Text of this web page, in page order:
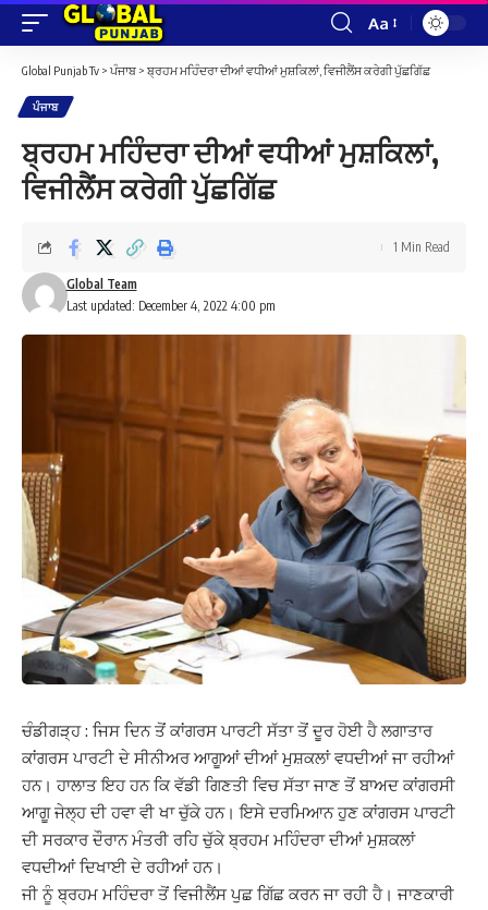
Font
Resizer
Aa
Global Punjab Tv > ਪੰਜਾਬ > ਬ੍ਰਹਮ ਮਹਿੰਦਰਾ ਦੀਆਂ ਵਧੀਆਂ ਮੁਸ਼ਕਿਲਾਂ, ਵਿਜੀਲੈਂਸ ਕਰੇਗੀ ਪੁੱਛਗਿੱਛ
ਪੰਜਾਬ
ਬ੍ਰਹਮ ਮਹਿੰਦਰਾ ਦੀਆਂ ਵਧੀਆਂ ਮੁਸ਼ਕਿਲਾਂ,
ਵਿਜੀਲੈਂਸ ਕਰੇਗੀ ਪੁੱਛਗਿੱਛ
Last updated: December 4, 2022 4:00 pm
Global Team
1 Min Read
ਚੰਡੀਗੜ੍ਹ : ਜਿਸ ਦਿਨ ਤੋਂ ਕਾਂਗਰਸ ਪਾਰਟੀ ਸੱਤਾ ਤੋਂ ਦੂਰ ਹੋਈ ਹੈ ਲਗਾਤਾਰ
ਕਾਂਗਰਸ ਪਾਰਟੀ ਦੇ ਸੀਨੀਅਰ ਆਗੂਆਂ ਦੀਆਂ ਮੁਸ਼ਕਲਾਂ ਵਧਦੀਆਂ ਜਾ ਰਹੀਆਂ
ਹਨ। ਹਾਲਾਤ ਇਹ ਹਨ ਕਿ ਵੱਡੀ ਗਿਣਤੀ ਵਿਚ ਸੱਤਾ ਜਾਣ ਤੋਂ ਬਾਅਦ ਕਾਂਗਰਸੀ
ਆਗੂ ਜੇਲ੍ਹ ਦੀ ਹਵਾ ਵੀ ਖਾ ਚੁੱਕੇ ਹਨ। ਇਸੇ ਦਰਮਿਆਨ ਹੁਣ ਕਾਂਗਰਸ ਪਾਰਟੀ
ਦੀ ਸਰਕਾਰ ਦੌਰਾਨ ਮੰਤਰੀ ਰਹਿ ਚੁੱਕੇ ਬ੍ਰਹਮ ਮਹਿੰਦਰਾ ਦੀਆਂ ਮੁਸ਼ਕਲਾਂ
ਵਧਦੀਆਂ ਦਿਖਾਈ ਦੇ ਰਹੀਆਂ ਹਨ।
ਜੀ ਨੂੰ ਬ੍ਰਹਮ ਮਹਿੰਦਰਾ ਤੋਂ ਵਿਜੀਲੈਂਸ ਪੁਛ ਗਿੱਛ ਕਰਨ ਜਾ ਰਹੀ ਹੈ। ਜਾਣਕਾਰੀ